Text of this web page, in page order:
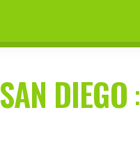
SAN DIEGO